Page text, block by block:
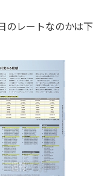
のレートなのかは下